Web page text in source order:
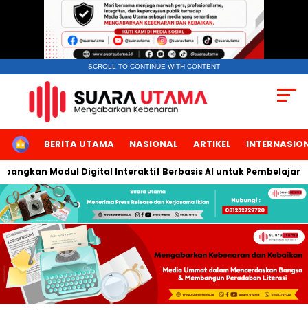
SCROLL TO CONTINUE WITH CONTENT
HOMEBERITA UTAMA NASIONAL ARTIKEL
Modul Digital Interaktif Berbasis AI untuk Pembelajaran